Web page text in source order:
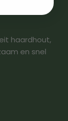
haardhout,
en snel